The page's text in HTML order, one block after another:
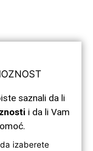
saznali da li
i da li Vam
izaberete